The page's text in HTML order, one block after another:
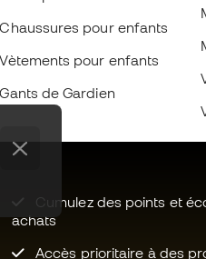
Chaussures pour enfants
Vètements pour enfants
Gants de Gardien
Cumulez des points et
achats
Accès prioritaire à des